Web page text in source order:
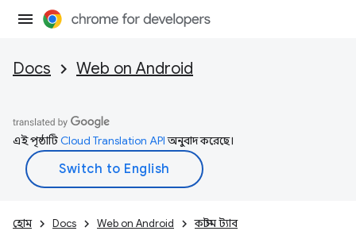
Docs Web on Android
এই পৃষ্ঠাটিCloud Translation APIঅনুবাদ করেছে।
হোম Docs Web on Android কাস্টম ট্যাব